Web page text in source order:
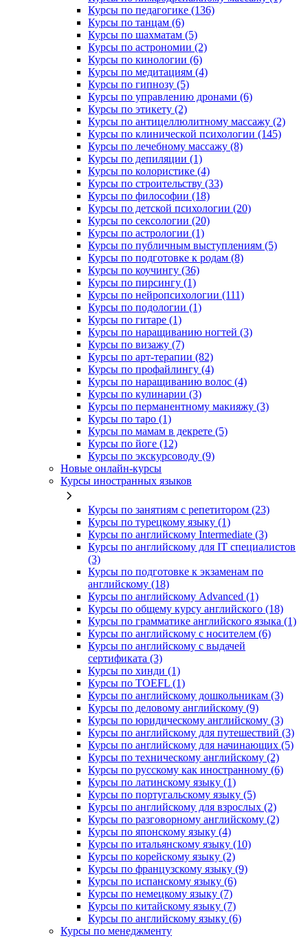
Курсы по педагогике (136)
Курсы по танцам (6)
Курсы по шахматам (5)
Курсы по астрономии (2)
Курсы по кинологии (6)
Курсы по медитациям (4)
Курсы по гипнозу (5)
Курсы по управлению дронами (6)
Курсы по этикету (2)
Курсы по антицеллюлитному массажу (2)
Курсы по клинической психологии (145)
Курсы по лечебному массажу (8)
Курсы по депиляции (1)
Курсы по колористике (4)
Курсы по строительству (33)
Курсы по философии (18)
Курсы по детской психологии (20)
Курсы по сексологии (20)
Курсы по астрологии (1)
Курсы по публичным выступлениям (5)
Курсы по подготовке к родам (8)
Курсы по коучингу (36)
Курсы по пирсингу (1)
Курсы по нейропсихологии (111)
Курсы по подологии (1)
Курсы по гитаре (1)
Курсы по наращиванию ногтей (3)
Курсы по визажу (7)
Курсы по арт-терапии (82)
Курсы по профайлингу (4)
Курсы по наращиванию волос (4)
Курсы по кулинарии (3)
Курсы по перманентному макияжу (3)
Курсы по таро (1)
Курсы по мамам в декрете (5)
Курсы по йоге (12)
Курсы по экскурсоводу (9)
Новые онлайн‑курсы
Курсы иностранных языков
Курсы по занятиям с репетитором (23)
Курсы по турецкому языку (1)
Курсы по английскому Intermediate (3)
Курсы по английскому для IT специалистов
(3)
Курсы по подготовке к экзаменам по
английскому (18)
Курсы по английскому Advanced (1)
Курсы по общему курсу английского (18)
Курсы по грамматике английского языка (1)
Курсы по английскому с носителем (6)
Курсы по английскому с выдачей
сертификата (3)
Курсы по хинди (1)
Курсы по TOEFL (1)
Курсы по английскому дошкольникам (3)
Курсы по деловому английскому (9)
Курсы по юридическому английскому (3)
Курсы по английскому для путешествий (3)
Курсы по английскому для начинающих (5)
Курсы по техническому английскому (2)
Курсы по русскому как иностранному (6)
Курсы по латинскому языку (1)
Курсы по португальскому языку (5)
Курсы по английскому для взрослых (2)
Курсы по разговорному английскому (2)
Курсы по японскому языку (4)
Курсы по итальянскому языку (10)
Курсы по корейскому языку (2)
Курсы по французскому языку (9)
Курсы по испанскому языку (6)
Курсы по немецкому языку (7)
Курсы по китайскому языку (7)
Курсы по английскому языку (6)
Курсы по менеджменту